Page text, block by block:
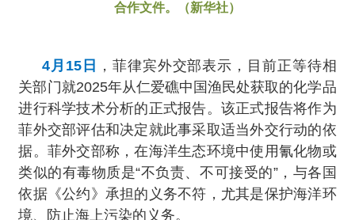
合作文件。（新华社）
4月15日
，菲律宾外交部表示，目前正等待相
关部门就2025年从仁爱礁中国渔民处获取的化学品
进行科学技术分析的正式报告。该正式报告将作为
菲外交部评估和决定就此事采取适当外交行动的依
据。菲外交部称，在海洋生态环境中使用氰化物或
类似的有毒物质是“不负责、不可接受的”，与各国
依据《公约》承担的义务不符，尤其是保护海洋环
境、防止海上污染的义务。